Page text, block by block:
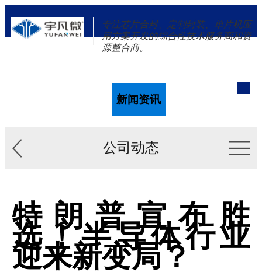
专注芯片合封、定制封装、单片机应
用方案开发的综合性技术服务商和资
源整合商。
新闻资讯
公司动态
特朗普宣布胜
选！半导体行业
迎来新变局？